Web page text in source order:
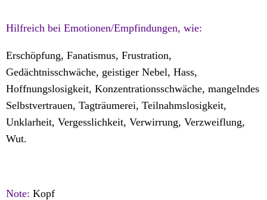
Hilfreich bei Emotionen/Empfindungen, wie:
Erschöpfung, Fanatismus, Frustration,
Gedächtnisschwäche, geistiger Nebel, Hass,
Hoffnungslosigkeit, Konzentrationsschwäche, mangelndes
Selbstvertrauen, Tagträumerei, Teilnahmslosigkeit,
Unklarheit, Vergesslichkeit, Verwirrung, Verzweiflung,
Wut.
Note: Kopf